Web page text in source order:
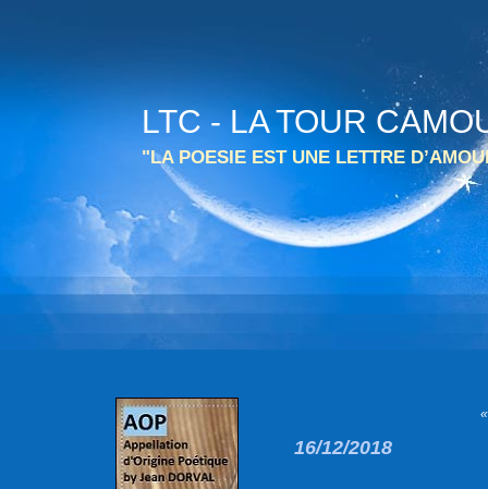
LTC - LA TOUR
"LA POESIE EST UNE LETTRE
16/12/2018